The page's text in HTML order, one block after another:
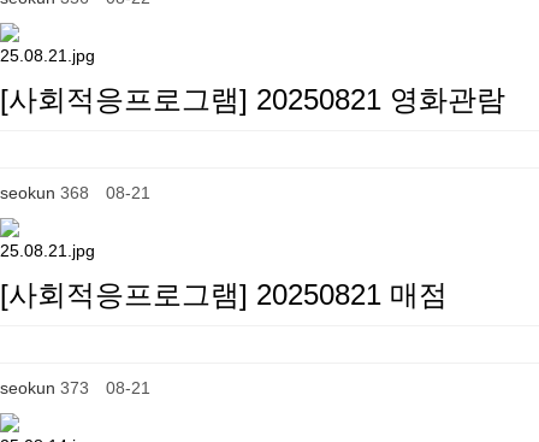
[사회적응프로그램] 20250821 영화관람
seokun 368 08-21
[사회적응프로그램] 20250821 매점
seokun 373 08-21